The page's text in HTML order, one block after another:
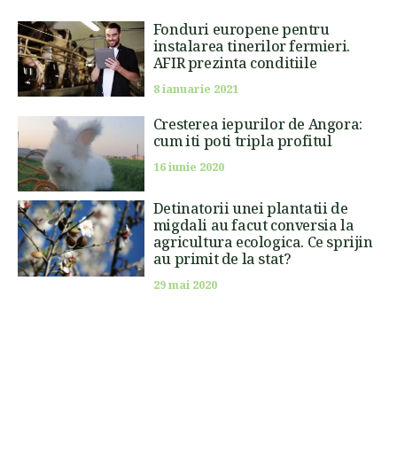
Fonduri europene pentru
instalarea tinerilor fermieri.
AFIR prezinta conditiile
8 ianuarie 2021
Cresterea iepurilor de Angora:
cum iti poti tripla profitul
16 iunie 2020
Detinatorii unei plantatii de
migdali au facut conversia la
agricultura ecologica. Ce sprijin
au primit de la stat?
29 mai 2020